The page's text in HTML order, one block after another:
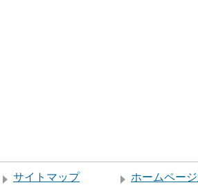
サイトマップ ホームペー